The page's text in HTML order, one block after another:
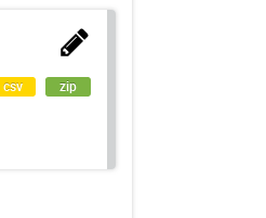
csv zip